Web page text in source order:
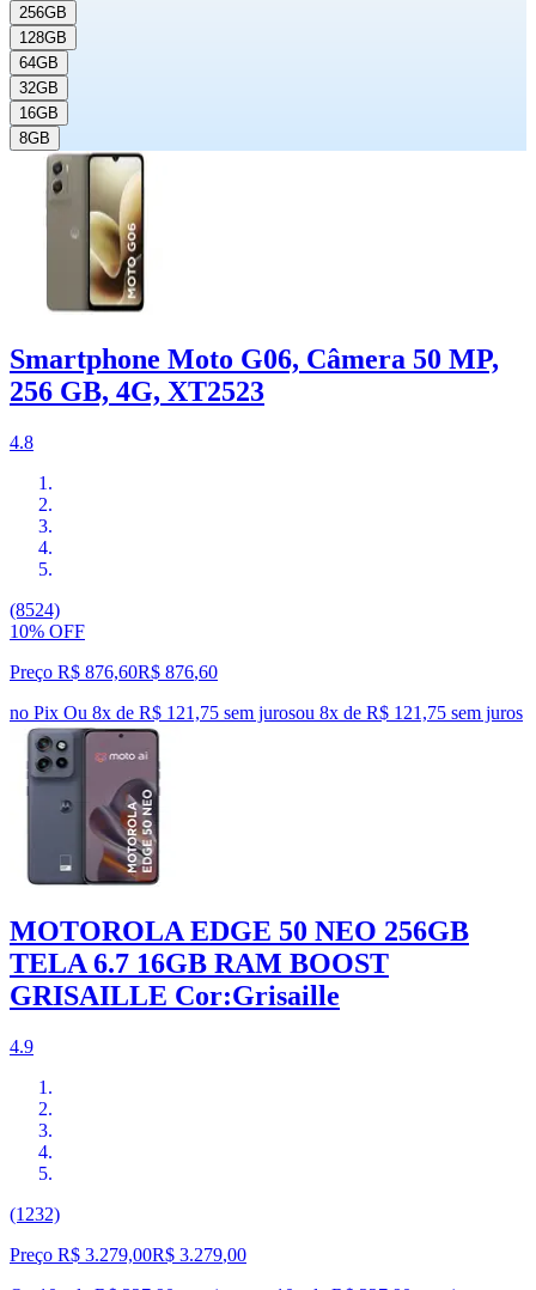
256GB
128GB
64GB
32GB
16GB
8GB
Smartphone Moto G06, Câmera 50 MP,
256 GB, 4G, XT2523
4.8
(8524)
10% OFF
Preço R$ 876,60R$ 876,60
no Pix Ou 8x de R$ 121,75 sem jurosou 8x de R$ 121,75 sem juros
MOTOROLA EDGE 50 NEO 256GB
TELA 6.7 16GB RAM BOOST
GRISAILLE Cor:Grisaille
4.9
(1232)
Preço R$ 3.279,00R$ 3.279,00